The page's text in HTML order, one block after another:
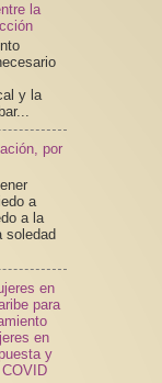
la
y la
por
a
a la
soledad
en
para
en
y